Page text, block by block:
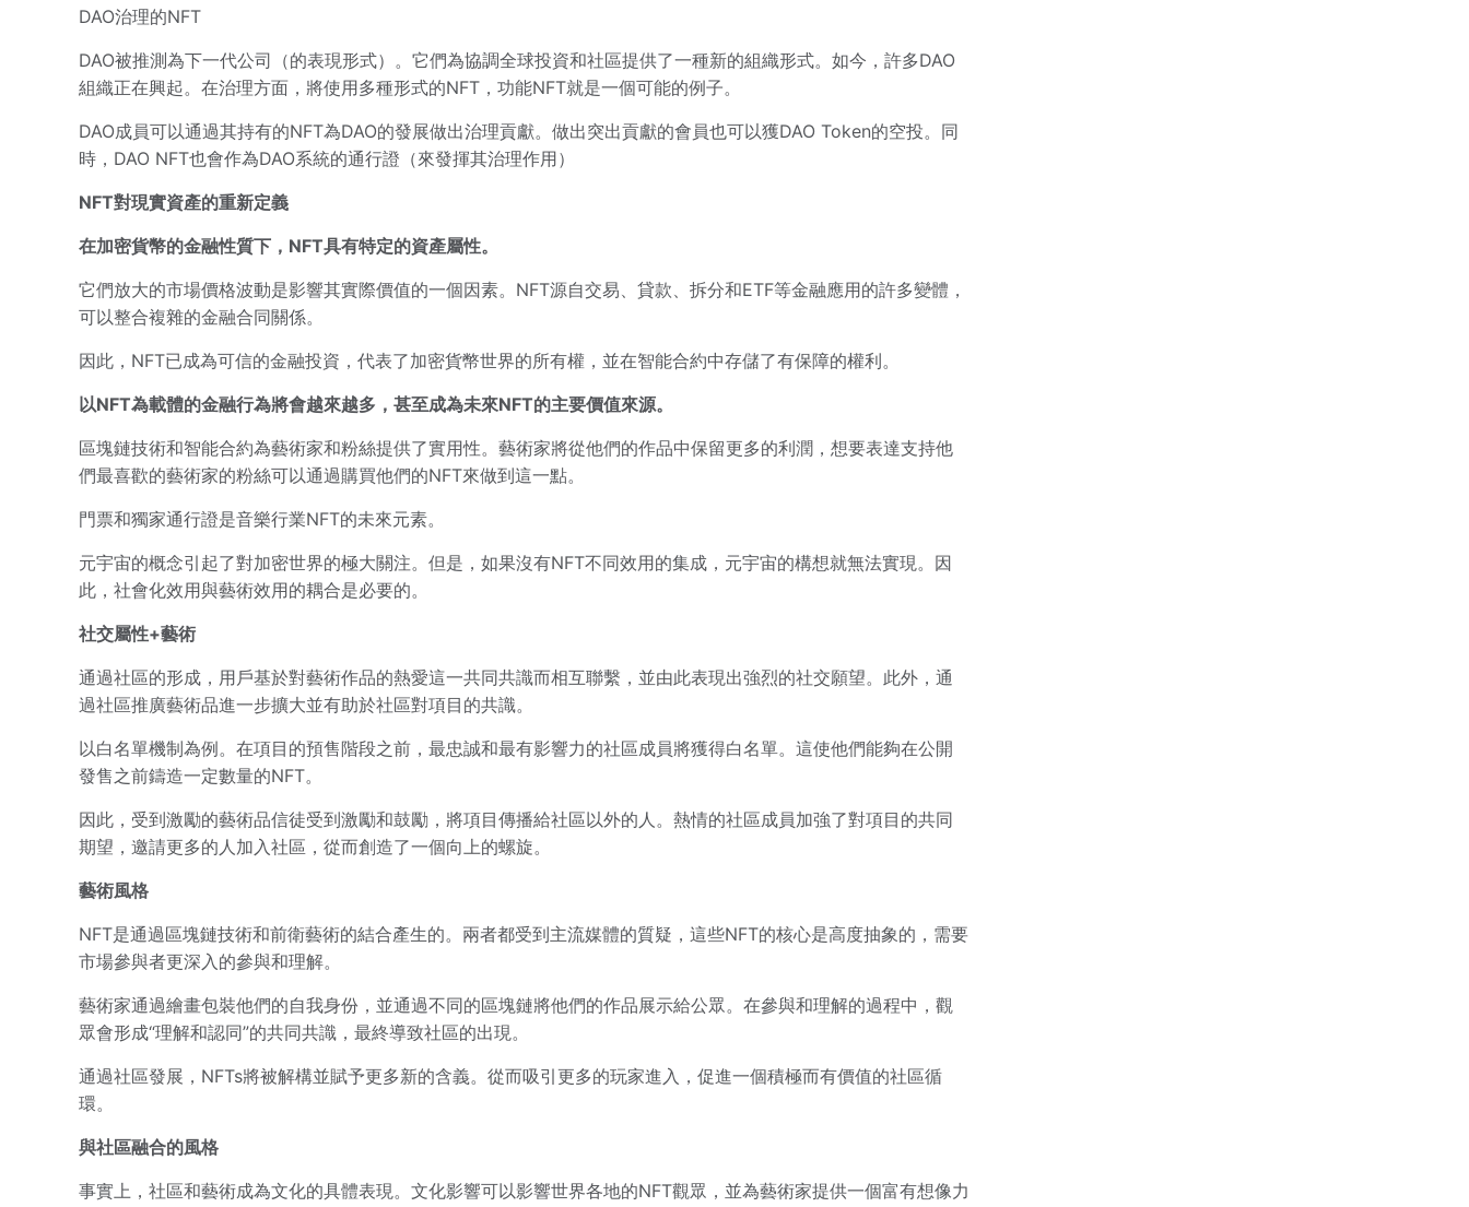
DAO治理的NFT
DAO被推測為下一代公司（的表現形式）。它們為協調全球投資和社區提供了一種新的組織形式。如今，許多DAO
組織正在興起。在治理方面，將使用多種形式的NFT，功能NFT就是一個可能的例子。
DAO成員可以通過其持有的NFT為DAO的發展做出治理貢獻。做出突出貢獻的會員也可以獲DAO Token的空投。同
時，DAO NFT也會作為DAO系統的通行證（來發揮其治理作用）
NFT對現實資產的重新定義
在加密貨幣的金融性質下，NFT具有特定的資產屬性。
它們放大的市場價格波動是影響其實際價值的一個因素。NFT源自交易、貸款、拆分和ETF等金融應用的許多變體，
可以整合複雜的金融合同關係。
因此，NFT已成為可信的金融投資，代表了加密貨幣世界的所有權，並在智能合約中存儲了有保障的權利。
以NFT為載體的金融行為將會越來越多，甚至成為未來NFT的主要價值來源。
區塊鏈技術和智能合約為藝術家和粉絲提供了實用性。藝術家將從他們的作品中保留更多的利潤，想要表達支持他
們最喜歡的藝術家的粉絲可以通過購買他們的NFT來做到這一點。
門票和獨家通行證是音樂行業NFT的未來元素。
元宇宙的概念引起了對加密世界的極大關注。但是，如果沒有NFT不同效用的集成，元宇宙的構想就無法實現。因
此，社會化效用與藝術效用的耦合是必要的。
社交屬性+藝術
通過社區的形成，用戶基於對藝術作品的熱愛這一共同共識而相互聯繫，並由此表現出強烈的社交願望。此外，通
過社區推廣藝術品進一步擴大並有助於社區對項目的共識。
以白名單機制為例。在項目的預售階段之前，最忠誠和最有影響力的社區成員將獲得白名單。這使他們能夠在公開
發售之前鑄造一定數量的NFT。
因此，受到激勵的藝術品信徒受到激勵和鼓勵，將項目傳播給社區以外的人。熱情的社區成員加強了對項目的共同
期望，邀請更多的人加入社區，從而創造了一個向上的螺旋。
藝術風格
NFT是通過區塊鏈技術和前衛藝術的結合產生的。兩者都受到主流媒體的質疑，這些NFT的核心是高度抽象的，需要
市場參與者更深入的參與和理解。
藝術家通過繪畫包裝他們的自我身份，並通過不同的區塊鏈將他們的作品展示給公眾。在參與和理解的過程中，觀
眾會形成“理解和認同”的共同共識，最終導致社區的出現。
通過社區發展，NFTs將被解構並賦予更多新的含義。從而吸引更多的玩家進入，促進一個積極而有價值的社區循
環。
與社區融合的風格
事實上，社區和藝術成為文化的具體表現。文化影響可以影響世界各地的NFT觀眾，並為藝術家提供一個富有想像力